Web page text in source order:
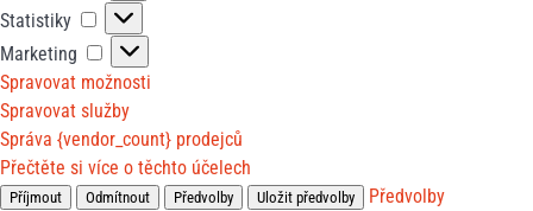
Statistiky
Statistiky
Marketing
Marketing
Spravovat možnosti
Spravovat služby
Správa {vendor_count} prodejců
Přečtěte si více o těchto účelech
Příjmout Odmítnout Předvolby Uložit předvolby
Předvolby